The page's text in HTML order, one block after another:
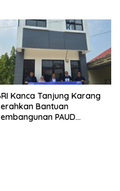
Kanca Tanjung Karang
Bantuan
PAUD